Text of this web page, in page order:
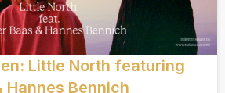
Little North featuring
Hannes Bennich